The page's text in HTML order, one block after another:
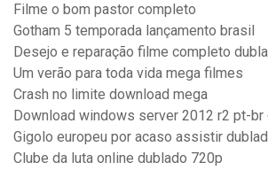
Filme o bom pastor completo
Gotham 5 temporada lançamento brasil
Desejo e reparação filme completo
Um verão para toda vida mega filmes
Crash no limite download mega
Download windows server 2012 r2 pt-br
Gigolo europeu por acaso assistir
Clube da luta online dublado 720p